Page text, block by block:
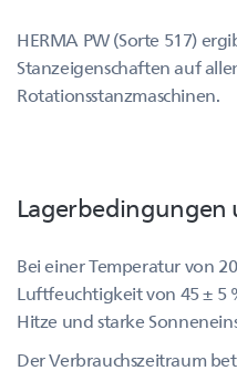
HERMA PW (Sorte 517)
Stanzeigenschaften auf
Rotationsstanzmaschinen.
Lagerbedingungen
Bei einer Temperatur von
Luftfeuchtigkeit von 45 ± 5
Hitze und starke
Der Verbrauchszeitraum